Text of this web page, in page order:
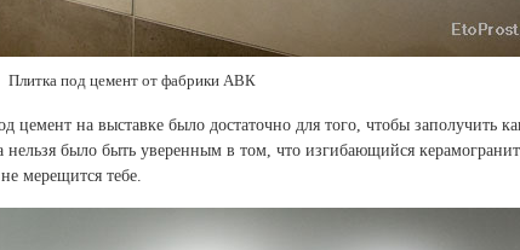
Плитка под цемент от фабрики АВК
на выставке было достаточно для того, чтобы заполучить
было быть уверенным в том, что изгибающийся керамогранит
мерещится тебе.